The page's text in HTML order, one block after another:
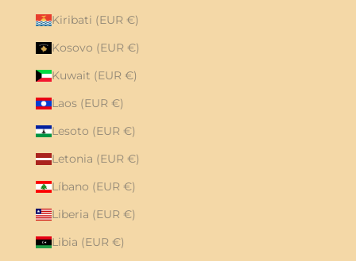
Kiribati (EUR €)
Kosovo (EUR €)
Kuwait (EUR €)
Laos (EUR €)
Lesoto (EUR €)
Letonia (EUR €)
Líbano (EUR €)
Liberia (EUR €)
Libia (EUR €)